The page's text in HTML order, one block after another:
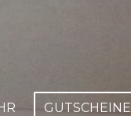
GUTSCHEINE